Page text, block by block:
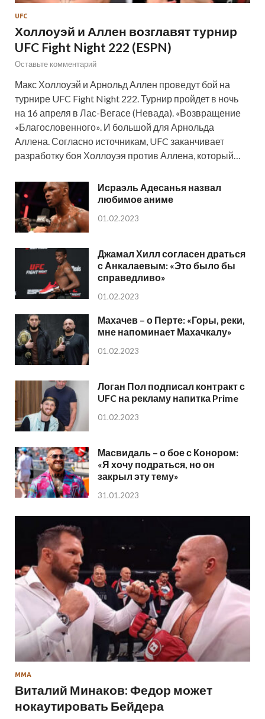
UFC
Холлоуэй и Аллен возглавят турнир
UFC Fight Night 222 (ESPN)
Оставьте комментарий
Макс Холлоуэй и Арнольд Аллен проведут бой на
турнире UFC Fight Night 222. Турнир пройдет в ночь
на 16 апреля в Лас-Вегасе (Невада). «Возвращение
«Благословенного». И большой для Арнольда
Аллена. Согласно источникам, UFC заканчивает
разработку боя Холлоуэя против Аллена, который…
Исраэль Адесанья назвал
любимое аниме
01.02.2023
Джамал Хилл согласен драться
с Анкалаевым: «Это было бы
справедливо»
01.02.2023
Махачев – о Перте: «Горы, реки,
мне напоминает Махачкалу»
01.02.2023
Логан Пол подписал контракт с
UFC на рекламу напитка Prime
01.02.2023
Масвидаль – о бое с Конором:
«Я хочу подраться, но он
закрыл эту тему»
31.01.2023
ММА
Виталий Минаков: Федор может
нокаутировать Бейдера